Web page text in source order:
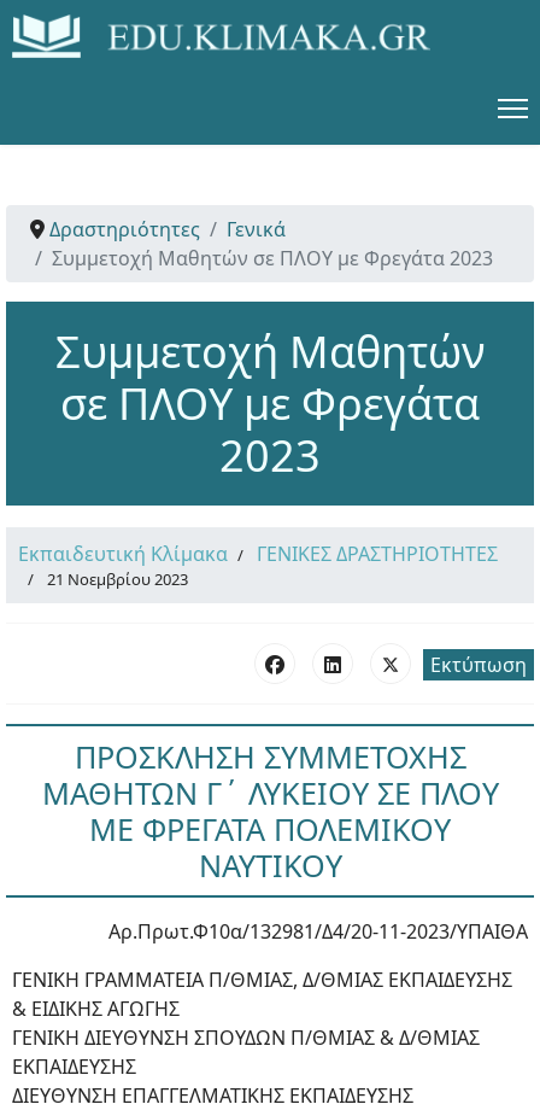
Δραστηριότητες
Γενικά
Συμμετοχή Μαθητών σε ΠΛΟΥ με Φρεγάτα 2023
Συμμετοχή Μαθητών
σε ΠΛΟΥ με Φρεγάτα
2023
Εκπαιδευτική Κλίμακα ΓΕΝΙΚΕΣ ΔΡΑΣΤΗΡΙΟΤΗΤΕΣ
21 Νοεμβρίου 2023
Εκτύπωση
ΠΡΟΣΚΛΗΣΗ ΣΥΜΜΕΤΟΧΗΣ
ΜΑΘΗΤΩΝ Γ΄ ΛΥΚΕΙΟΥ ΣΕ ΠΛΟΥ
ΜΕ ΦΡΕΓΑΤΑ ΠΟΛΕΜΙΚΟΥ
ΝΑΥΤΙΚΟΥ
Αρ.Πρωτ.Φ10α/132981/Δ4/20-11-2023/ΥΠΑΙΘΑ
ΓΕΝΙΚΗ ΓΡΑΜΜΑΤΕΙΑ Π/ΘΜΙΑΣ, Δ/ΘΜΙΑΣ ΕΚΠΑΙΔΕΥΣΗΣ
& ΕΙΔΙΚΗΣ ΑΓΩΓΗΣ
ΓΕΝΙΚΗ ΔΙΕΥΘΥΝΣΗ ΣΠΟΥΔΩΝ Π/ΘΜΙΑΣ & Δ/ΘΜΙΑΣ
ΕΚΠΑΙΔΕΥΣΗΣ
ΔΙΕΥΘΥΝΣΗ ΕΠΑΓΓΕΛΜΑΤΙΚΗΣ ΕΚΠΑΙΔΕΥΣΗΣ